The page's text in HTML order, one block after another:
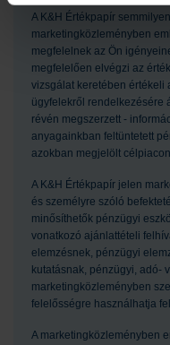
A K&H Értékpapír
marketingközleményben
megfelelnek az Ön
megfelelően elvégzi az
vizsgálat keretében értékeli
ügyfelekről rendelkezésére
révén megszerzett -
anyagainkban feltüntetett
azokban megjelölt
A K&H Értékpapír jelen
és személyre szóló
minősíthetők pénzügyi
vonatkozó ajánlattételi
elemzésnek, pénzügyi
kutatásnak, pénzügyi, adó-
marketingközleményben
felelősségre használhatja
A marketingközleményben